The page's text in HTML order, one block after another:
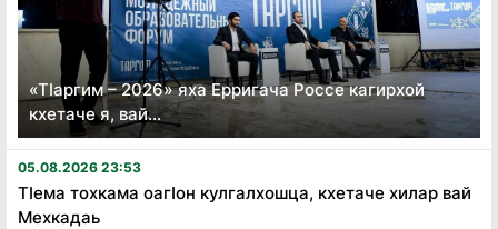
«Тӏаргим – 2026» яха Ерригача Россе кагирхой
кхетаче я, вай...
05.08.2026 23:53
Тӏема тохкама оагӏон кулгалхошца, кхетаче хилар вай
Мехкадаь